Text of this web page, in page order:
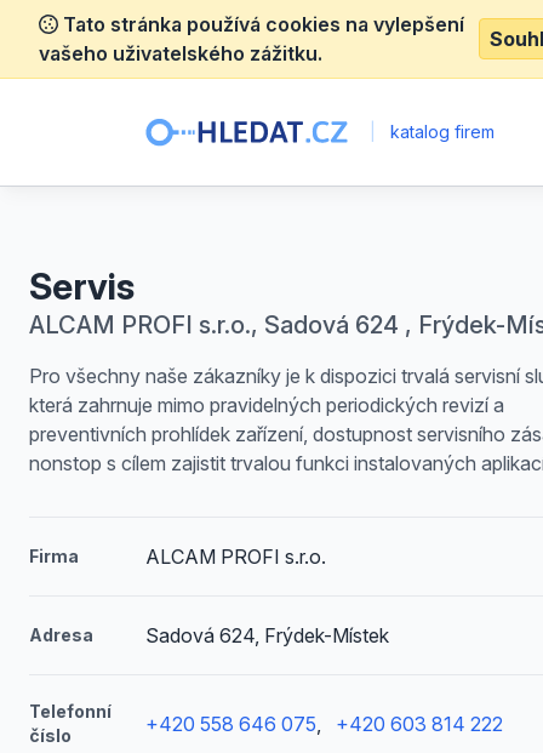
Tato stránka používá cookies na vylepšení
vašeho uživatelského zážitku.
katalog firem
Servis
ALCAM PROFI s.r.o., Sadová 624 , Frýdek-
Pro všechny naše zákazníky je k dispozici trvalá servisní
která zahrnuje mimo pravidelných periodických revizí a
preventivních prohlídek zařízení, dostupnost servisního
nonstop s cílem zajistit trvalou funkci instalovaných
Firma ALCAM PROFI s.r.o.
Adresa Sadová 624, Frýdek-Místek
Telefonní
číslo
+420 558 646 075, +420 603 814 222